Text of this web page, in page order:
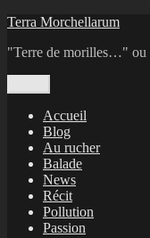
Aller
contenu
Terra Morchellarum
"Terre de morilles…" ou
Accueil
Blog
Au rucher
Balade
News
Récit
Pollution
Passion